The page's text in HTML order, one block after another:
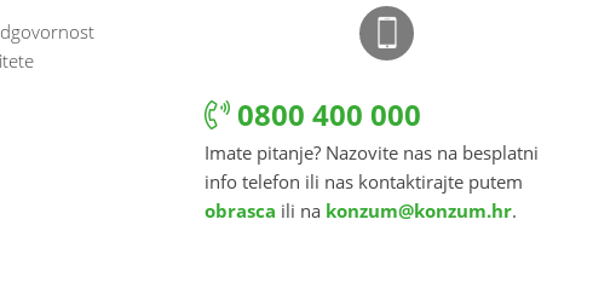
0800 400 000
Imate pitanje? Nazovite nas na besplatni
info telefon ili nas kontaktirajte putem
obrasca ili na konzum@konzum.hr.